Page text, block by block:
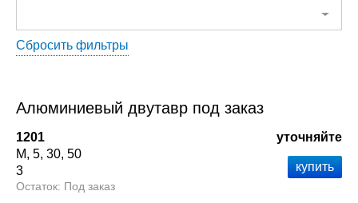
Сбросить фильтры
Алюминиевый двутавр под заказ
1201
М 5 30 50
3
Под заказ
уточняйте